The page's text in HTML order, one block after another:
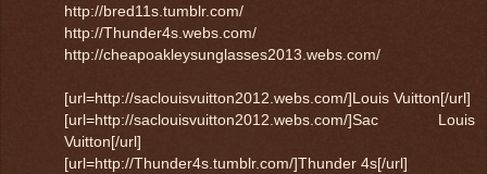
http://bred11s.tumblr.com/
http://Thunder4s.webs.com/
http://cheapoakleysunglasses2013.webs.com/
[url=http://saclouisvuitton2012.webs.com/]Louis Vuitton[/url]
[url=http://saclouisvuitton2012.webs.com/]Sac Louis
Vuitton[/url]
[url=http://Thunder4s.tumblr.com/]Thunder 4s[/url]